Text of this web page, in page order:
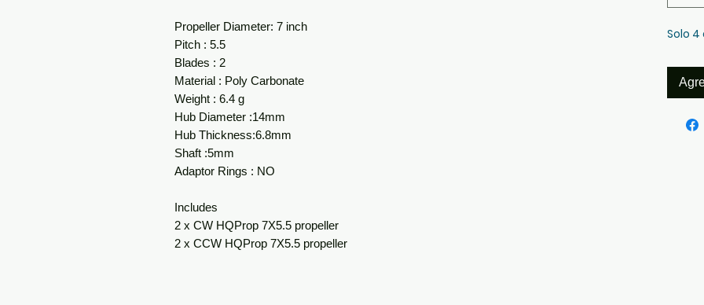
Propeller Diameter: 7 inch
Pitch : 5.5
Blades : 2
Material : Poly Carbonate
Weight : 6.4 g
Hub Diameter :14mm
Hub Thickness:6.8mm
Shaft :5mm
Adaptor Rings : NO
Includes
2 x CW HQProp 7X5.5 propeller
2 x CCW HQProp 7X5.5 propeller
Solo